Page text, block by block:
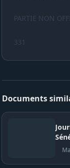
PARTIE NON
331
Documents